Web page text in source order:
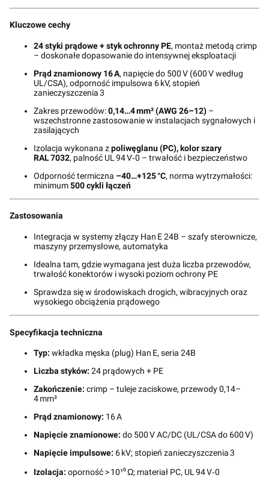
Kluczowe cechy
24 styki prądowe + styk ochronny PE, montaż metodą crimp
– doskonałe dopasowanie do intensywnej eksploatacji
Prąd znamionowy 16 A, napięcie do 500 V (600 V według
UL/CSA), odporność impulsowa 6 kV, stopień
zanieczyszczenia 3
Zakres przewodów:0,14…4 mm² (AWG 26–12) –
wszechstronne zastosowanie w instalacjach sygnałowych i
zasilających
Izolacja wykonana zpoliwęglanu (PC), kolor szary
RAL 7032, palność UL 94 V‑0 – trwałość i bezpieczeństwo
Odporność termiczna –40…+125 °C, norma wytrzymałości:
minimum500 cykli łączeń
Zastosowania
Integracja w systemy złączy Han E 24B – szafy sterownicze,
maszyny przemysłowe, automatyka
Idealna tam, gdzie wymagana jest duża liczba przewodów,
trwałość konektorów i wysoki poziom ochrony PE
Sprawdza się w środowiskach drogich, wibracyjnych oraz
wysokiego obciążenia prądowego
Specyfikacja techniczna
Typ: wkładka męska (plug) Han E, seria 24B
Liczba styków: 24 prądowych + PE
Zakończenie: crimp – tuleje zaciskowe, przewody 0,14–
4 mm²
Prąd znamionowy: 16 A
Napięcie znamionowe: do 500 V AC/DC (UL/CSA do 600 V)
Napięcie impulsowe: 6 kV; stopień zanieczyszczenia 3
Izolacja: oporność > 10¹⁰ Ω; materiał PC, UL 94 V‑0